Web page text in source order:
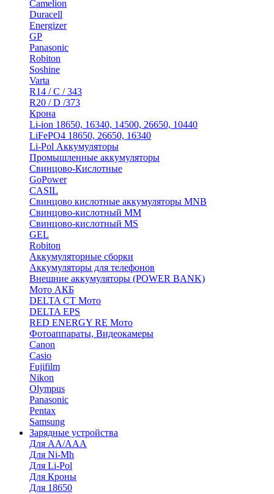
Camelion
Duracell
Energizer
GP
Panasonic
Robiton
Soshine
Varta
R14 / C / 343
R20 / D /373
Крона
Li-ion 18650, 16340, 14500, 26650, 10440
LiFePO4 18650, 26650, 16340
Li-Pol Аккумуляторы
Промышленные аккумуляторы
Свинцово-Кислотные
GoPower
CASIL
Свинцово кислотные аккумуляторы MNB
Cвинцово-кислотный MM
Cвинцово-кислотный MS
GEL
Robiton
Аккумуляторные сборки
Аккумуляторы для телефонов
Внешние аккумуляторы (POWER BANK)
Мото АКБ
DELTA CT Мото
DELTA EPS
RED ENERGY RE Мото
Фотоаппараты, Видеокамеры
Canon
Casio
Fujifilm
Nikon
Olympus
Panasonic
Pentax
Samsung
Зарядные устройства
Для AA/AAA
Для Ni-Mh
Для Li-Pol
Для Кроны
Для 18650